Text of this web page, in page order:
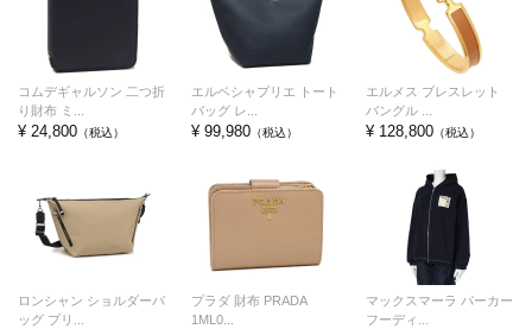
コムデギャルソン 二つ折
り財布 ミ...
¥ 24,800 （税込）
エルベシャプリエ トート
バッグ レ...
¥ 99,980 （税込）
エルメス ブレスレット
バングル ...
¥ 128,800（税込）
ロンシャン ショルダーバ
ッグ プリ...
プラダ 財布 PRADA
1ML0...
マックスマーラ パーカー
フーディ...